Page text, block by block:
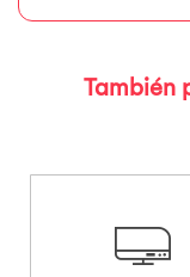
También